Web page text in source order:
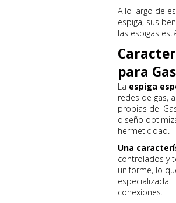
A lo largo de
espiga, sus
las espigas
para
La espiga
redes de gas,
propias del
diseño
hermeticidad.
Una
controlados y
uniforme, lo
especializada.
conexiones.